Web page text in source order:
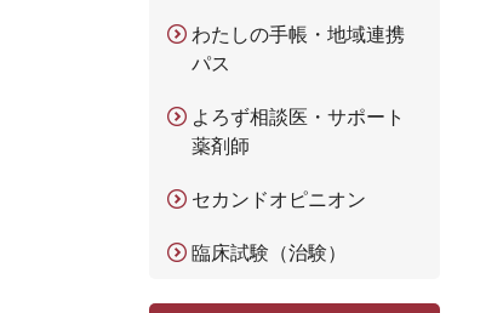
わたしの手帳・地域連携
パス
よろず相談医・サポート
薬剤師
セカンドオピニオン
臨床試験（治験）